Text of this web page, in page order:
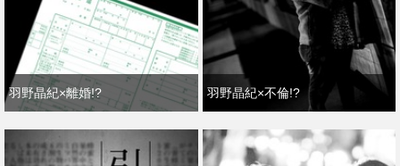
羽野晶紀×離婚!? 羽野晶紀×不倫!?